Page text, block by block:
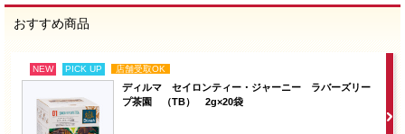
おすすめ商品
NEW PICK UP 店舗受取OK
ディルマ セイロンティー・ジャーニー ラバーズリー
プ茶園 （TB） 2g×20袋